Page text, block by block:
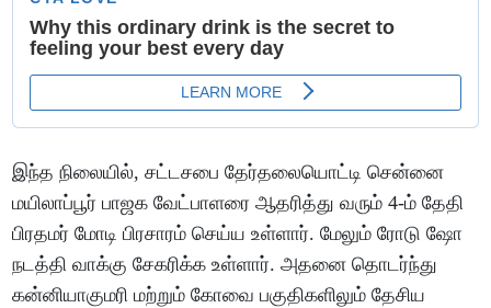
இந்த நிலையில், சட்டசபை தேர்தலையொட்டி சென்னை
மயிலாப்பூர் பாஜக வேட்பாளரை ஆதரித்து வரும் 4-ம் தேதி
பிரதமர் மோடி பிரசாரம் செய்ய உள்ளார். மேலும் ரோடு ஷோ
நடத்தி வாக்கு சேகரிக்க உள்ளார். அதனை தொடர்ந்து
கன்னியாகுமரி மற்றும் கோவை பகுதிகளிலும் தேசிய